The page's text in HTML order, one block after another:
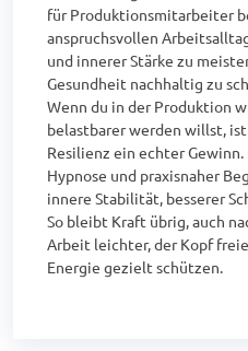
für Produktionsmitarbeiter
anspruchsvollen
und innerer Stärke zu
Gesundheit nachhaltig zu
Wenn du in der Produktion
belastbarer werden willst,
Resilienz ein echter
Hypnose und praxisnaher
innere Stabilität, besserer
So bleibt Kraft übrig, auch
Arbeit leichter, der Kopf
Energie gezielt schützen.